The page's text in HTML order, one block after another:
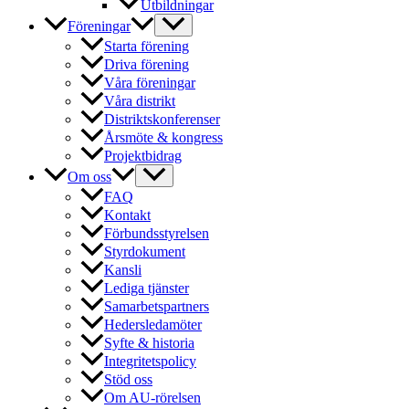
Utbildningar
Föreningar
Starta förening
Driva förening
Våra föreningar
Våra distrikt
Distriktskonferenser
Årsmöte & kongress
Projektbidrag
Om oss
FAQ
Kontakt
Förbundsstyrelsen
Styrdokument
Kansli
Lediga tjänster
Samarbetspartners
Hedersledamöter
Syfte & historia
Integritetspolicy
Stöd oss
Om AU-rörelsen